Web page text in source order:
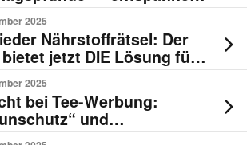
und genießen!
2025
Nährstoffrätsel: Der
jetzt DIE Lösung für
Ernährungstyp
2025
bei Tee-Werbung:
und
sind oft leere